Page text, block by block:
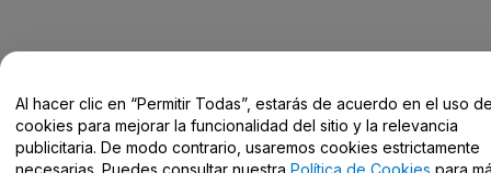
Centro de Ayuda / Contacto
Al hacer clic en “Permitir Todas”, estarás de acuerdo en el uso
cookies para mejorar la funcionalidad del sitio y la relevancia
publicitaria. De modo contrario, usaremos cookies estrictamente
necesarias. Puedes consultar nuestra Política de Cookies para